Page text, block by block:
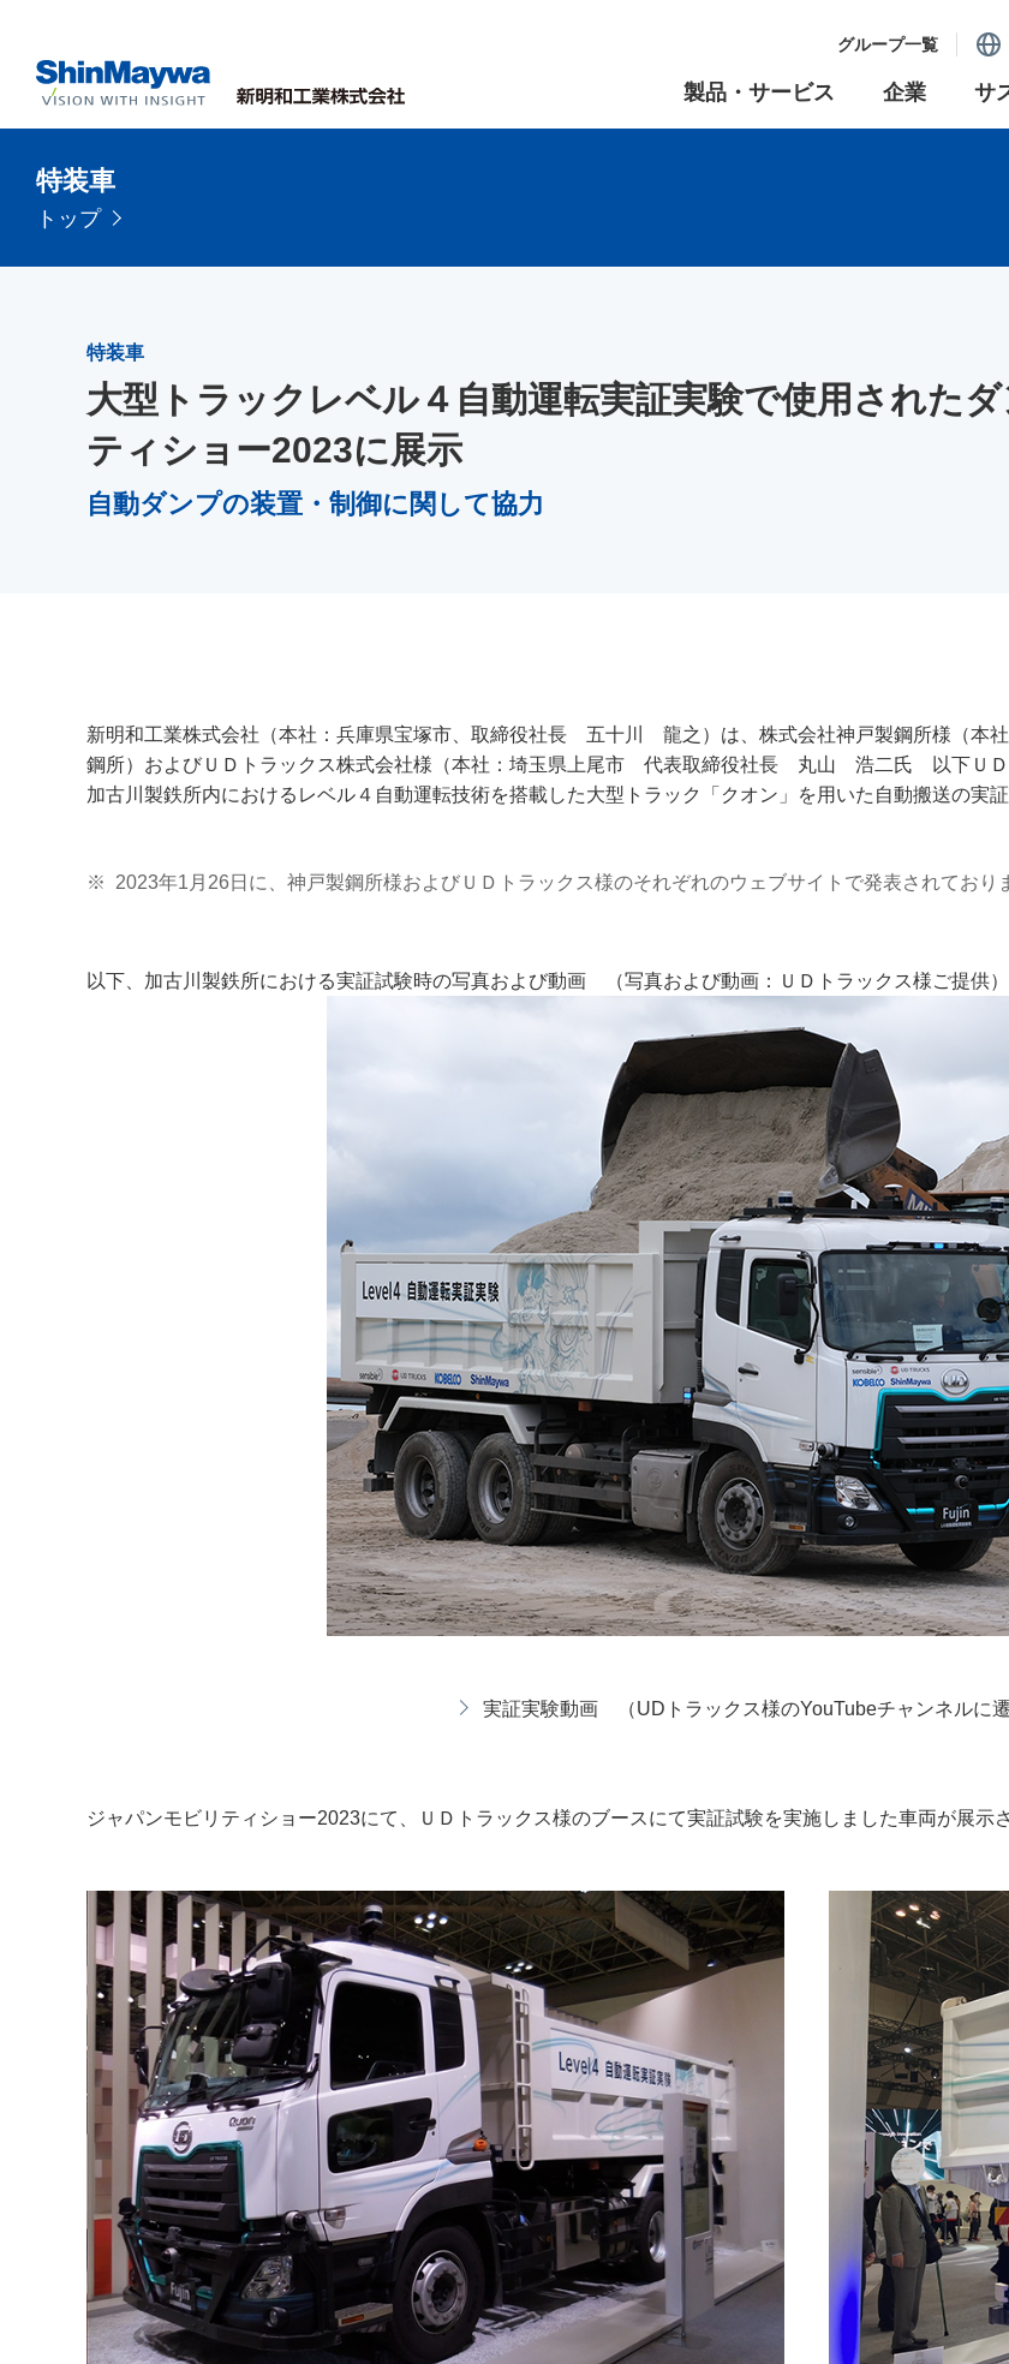
製品・サービス 企業 サ
グループ一覧
特装車
トップ
特装車
大型トラックレベル４自動運転実証実験で使用された
ティショー2023に展示
自動ダンプの装置・制御に関して協力
新明和工業株式会社（本社：兵庫県宝塚市、取締役社長 五十川 龍之）は、株式会社神戸製鋼所様（
鋼所）およびＵＤトラックス株式会社様（本社：埼玉県上尾市 代表取締役社長 丸山 浩二氏 以下ＵＤ
加古川製鉄所内におけるレベル４自動運転技術を搭載した大型トラック「クオン」を用いた自動搬送の実
※ 2023年1月26日に、神戸製鋼所様およびＵＤトラックス様のそれぞれのウェブサイトで発表されており
以下、加古川製鉄所における実証試験時の写真および動画 （写真および動画：ＵＤトラックス様ご提供）
実証実験動画 （UDトラックス様のYouTubeチャンネルに遷
ジャパンモビリティショー2023にて、ＵＤトラックス様のブースにて実証試験を実施しました車両が展示